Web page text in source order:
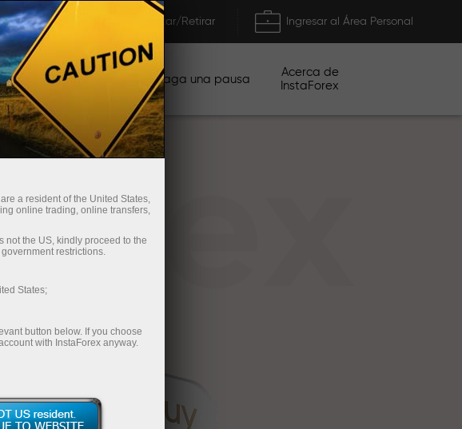
comercial Depositar/Retirar Ingresar al Área Personal
Campañas Haga una pausa
Acerca de
InstaForex
a resident of the United States,
online trading, online transfers,
not the US, kindly proceed to the
restrictions.
States;
button below. If you choose
with InstaForex anyway.